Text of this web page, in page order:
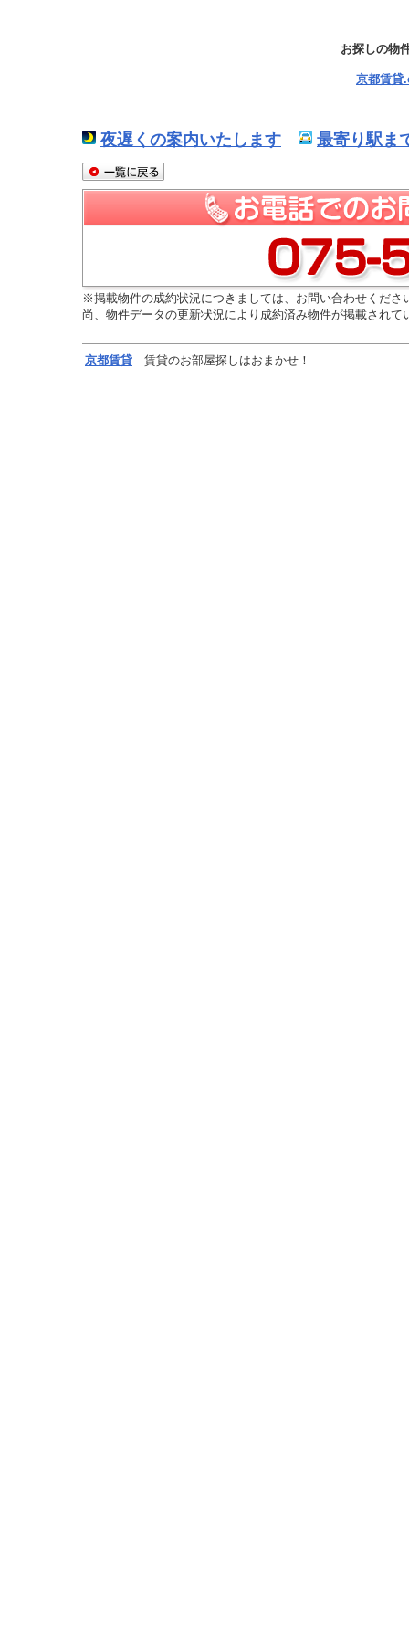
お探しの物
京都賃貸
夜遅くの案内いたします 最寄り駅ま
※掲載物件の成約状況につきましては、お問い合わせくださ
尚、物件データの更新状況により成約済み物件が掲載され
京都賃貸 賃貸のお部屋探しはおまかせ！